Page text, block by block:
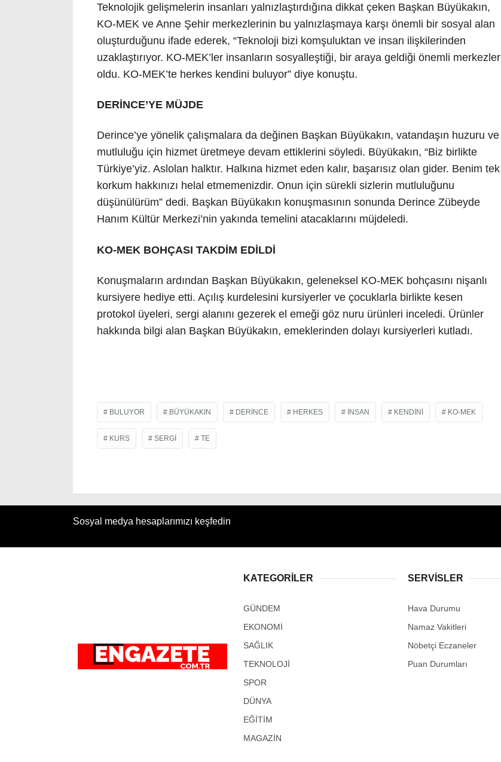
Teknolojik gelişmelerin insanları yalnızlaştırdığına dikkat çeken Başkan Büyükakın,
KO-MEK ve Anne Şehir merkezlerinin bu yalnızlaşmaya karşı önemli bir sosyal alan
oluşturduğunu ifade ederek, “Teknoloji bizi komşuluktan ve insan ilişkilerinden
uzaklaştırıyor. KO-MEK’ler insanların sosyalleştiği, bir araya geldiği önemli merkezler
oldu. KO-MEK’te herkes kendini buluyor” diye konuştu.
DERİNCE’YE MÜJDE
Derince’ye yönelik çalışmalara da değinen Başkan Büyükakın, vatandaşın huzuru ve
mutluluğu için hizmet üretmeye devam ettiklerini söyledi. Büyükakın, “Biz birlikte
Türkiye’yiz. Aslolan halktır. Halkına hizmet eden kalır, başarısız olan gider. Benim tek
korkum hakkınızı helal etmemenizdir. Onun için sürekli sizlerin mutluluğunu
düşünülürüm” dedi. Başkan Büyükakın konuşmasının sonunda Derince Zübeyde
Hanım Kültür Merkezi’nin yakında temelini atacaklarını müjdeledi.
KO-MEK BOHÇASI TAKDİM EDİLDİ
Konuşmaların ardından Başkan Büyükakın, geleneksel KO-MEK bohçasını nişanlı
kursiyere hediye etti. Açılış kurdelesini kursiyerler ve çocuklarla birlikte kesen
protokol üyeleri, sergi alanını gezerek el emeği göz nuru ürünleri inceledi. Ürünler
hakkında bilgi alan Başkan Büyükakın, emeklerinden dolayı kursiyerleri kutladı.
BULUYOR BÜYÜKAKIN DERINCE HERKES INSAN KENDINI KO-MEK
KURS SERGI TE
Sosyal medya hesaplarımızı keşfedin
KATEGORİLER
GÜNDEM
EKONOMİ
SAĞLIK
TEKNOLOJİ
SPOR
DÜNYA
EĞİTİM
MAGAZİN
SERVİSLER
Hava Durumu
Namaz Vakitleri
Nöbetçi Eczaneler
Puan Durumları